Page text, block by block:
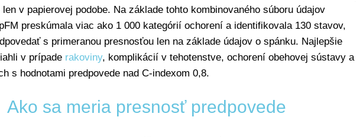
v papierovej podobe. Na základe tohto kombinovaného súboru údajov
preskúmala viac ako 1 000 kategórií ochorení a identifikovala 130 stavov,
s primeranou presnosťou len na základe údajov o spánku. Najlepšie
v prípade rakoviny, komplikácií v tehotenstve, ochorení obehovej sústavy a
s hodnotami predpovede nad C-indexom 0,8.
Ako sa meria presnosť predpovede